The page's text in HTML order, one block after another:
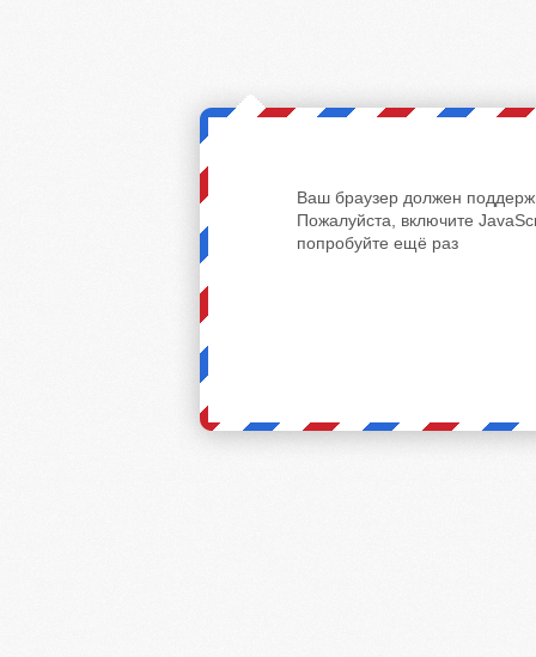
Ваш браузер должен
Пожалуйста, включите
попробуйте ещё раз